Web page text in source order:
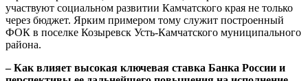
участвуют социальном развитии Камчатского края не только
через бюджет. Ярким примером тому служит построенный
ФОК в поселке Козыревск Усть-Камчатского муниципального
района.
– Как влияет высокая ключевая ставка Банка России и